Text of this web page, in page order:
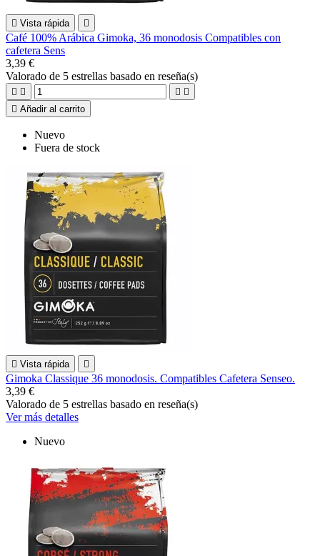
 Vista rápida 
Café 100% Arábica Gimoka, 36 monodosis Compatibles con
cafetera Sens
3,39 €
Valorado de 5 estrellas basado en reseña(s)
   
 Añadir al carrito
Nuevo
Fuera de stock
 Vista rápida 
Gimoka Classique 36 monodosis. Compatibles Cafetera Senseo.
3,39 €
Valorado de 5 estrellas basado en reseña(s)
Ver más detalles
Nuevo